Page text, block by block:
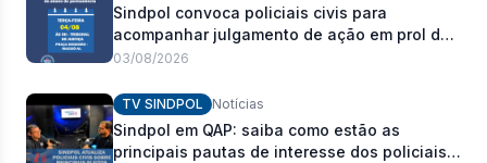
Sindpol convoca policiais civis para
acompanhar julgamento de ação em prol do
pagamento de 100% do abono de
03/08/2026
TV SINDPOL Notícias
Sindpol em QAP: saiba como estão as
principais pautas de interesse dos policiais